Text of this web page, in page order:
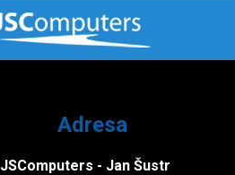
Adresa
JSComputers - Jan Šustr